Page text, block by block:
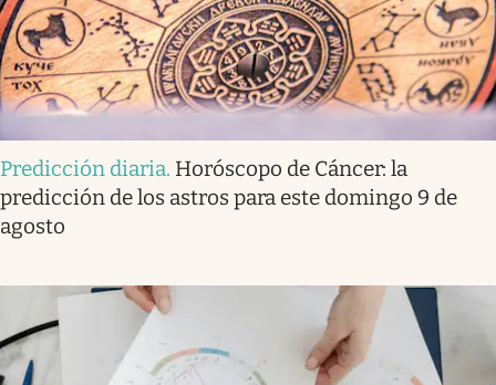
Predicción diaria. Horóscopo de Cáncer: la
predicción de los astros para este domingo 9 de
agosto